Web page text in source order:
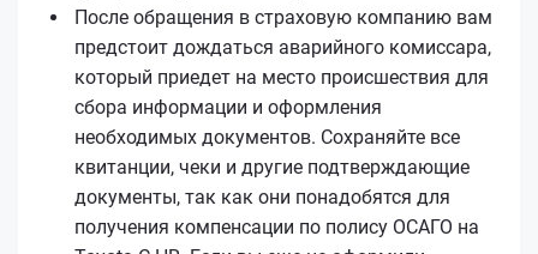
После обращения в страховую компанию вам
предстоит дождаться аварийного комиссара,
который приедет на место происшествия для
сбора информации и оформления
необходимых документов. Сохраняйте все
квитанции, чеки и другие подтверждающие
документы, так как они понадобятся для
получения компенсации по полису ОСАГО на